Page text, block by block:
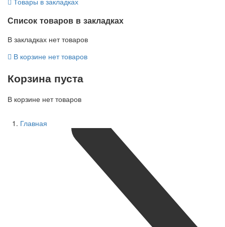
Список товаров в закладках
В закладках нет товаров
В корзине нет товаров
Корзина пуста
В корзине нет товаров
Главная